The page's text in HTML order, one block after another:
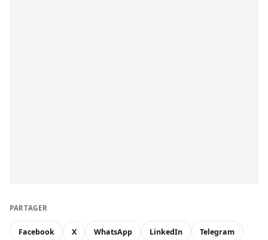
PARTAGER
Facebook X WhatsApp LinkedIn Telegram